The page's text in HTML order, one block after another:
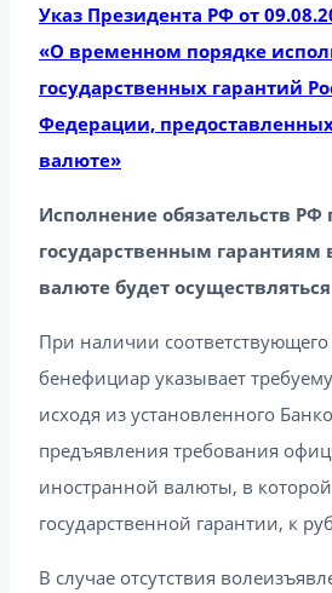
Указ Президента РФ от
«О временном порядке
государственных гарантий
Федерации,
валюте»
Исполнение обязательств РФ
государственным гарантиям
валюте будет
При наличии
бенефициар указывает
исходя из установленного
предъявления требования
иностранной валюты, в
государственной гарантии, к
В случае отсутствия